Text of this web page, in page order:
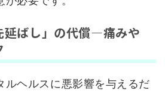
延ばし」の代償—痛みや
ルヘルスに悪影響を与えるだ